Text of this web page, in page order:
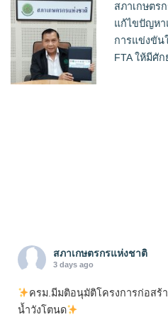
สภาเกษตร
แก้ไขปัญห
การแข่งขัน
FTA ให้มีศั
สภาเกษตรกรแห่งชาติ
3 days ago
ครม.มีมติอนุมัติโครงการก่อสร้า
น้ำวังโตนด